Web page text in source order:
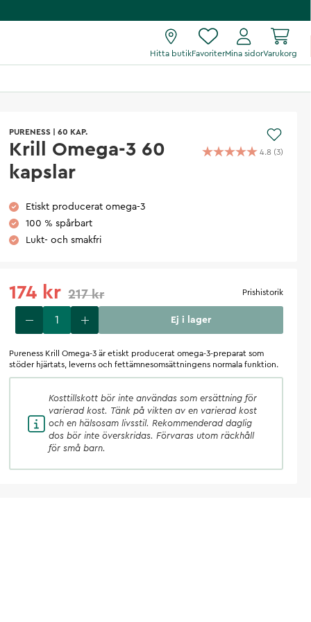
Hitta butikFavoriterMina sidorVarukorg
PURENESS 60 KAP.
Krill Omega-3 60
kapslar
4.8 (3)
Etiskt producerat omega-3
100 % spårbart
Lukt- och smakfri
174 kr 217 kr Prishistorik
Ej i lager
Pureness Krill Omega-3 är etiskt producerat omega-3-preparat som
stöder hjärtats, leverns och fettämnesomsättningens normala funktion.
Kosttillskott bör inte användas som ersättning för
varierad kost. Tänk på vikten av en varierad kost
och en hälsosam livsstil. Rekommenderad daglig
dos bör inte överskridas. Förvaras utom räckhåll
för små barn.